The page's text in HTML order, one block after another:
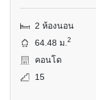
2 ห้องนอน
64.48 ม.2
คอนโด
15